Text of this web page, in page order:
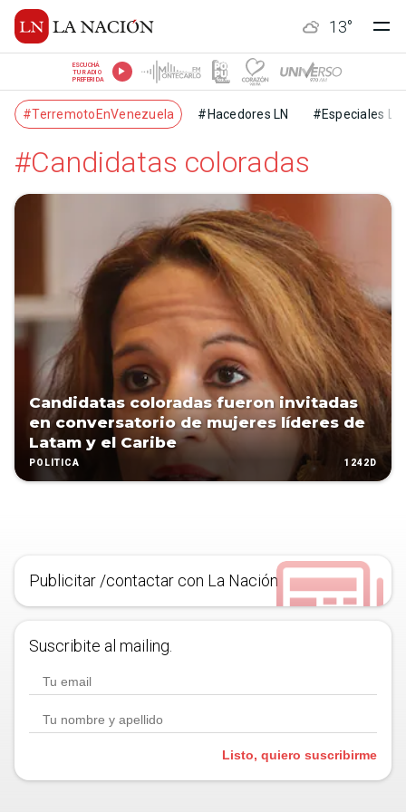
13°
ESCUCHÁ
TU RADIO
PREFERIDA
#TerremotoEnVenezuela #Hacedores LN #Especiales LN
#Candidatas coloradas
Candidatas coloradas fueron invitadas
en conversatorio de mujeres líderes de
Latam y el Caribe
POLÍTICA 1242D
Publicitar /contactar con La Nación
Suscribite al mailing.
Listo, quiero suscribirme